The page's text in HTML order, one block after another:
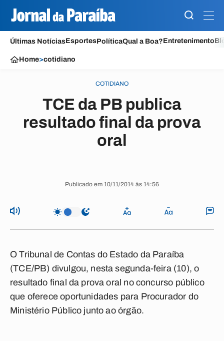
Últimas NotíciasEsportesPolíticaQual a Boa?Entretenimento
Home>cotidiano
COTIDIANO
TCE da PB publica
resultado final da prova
oral
Publicado em 10/11/2014 às 14:56
O Tribunal de Contas do Estado da Paraíba
(TCE/PB) divulgou, nesta segunda-feira (10), o
resultado final da prova oral no concurso público
que oferece oportunidades para Procurador do
Ministério Público junto ao órgão.